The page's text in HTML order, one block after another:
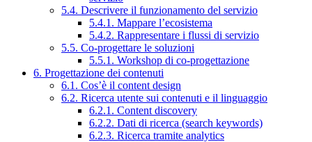
5.4. Descrivere il funzionamento del servizio
5.4.1. Mappare l’ecosistema
5.4.2. Rappresentare i flussi di servizio
5.5. Co-progettare le soluzioni
5.5.1. Workshop di co-progettazione
6. Progettazione dei contenuti
6.1. Cos’è il content design
6.2. Ricerca utente sui contenuti e il linguaggio
6.2.1. Content discovery
6.2.2. Dati di ricerca (search keywords)
6.2.3. Ricerca tramite analytics